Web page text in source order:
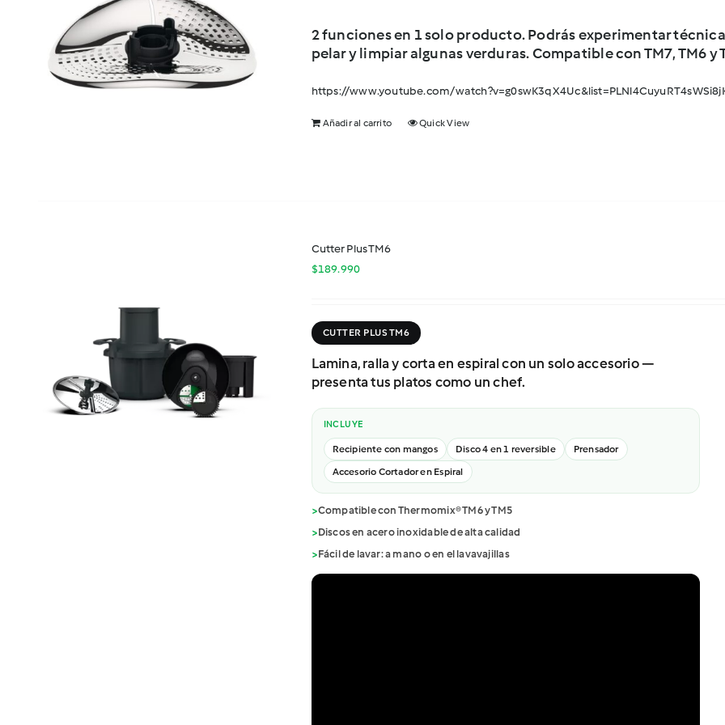
Potencia tu TM7 (40)
Merchandising (7)
Especial Regalos Thermomix (23)
Ofertas ¡De miedo! (28)
Libros y chips (18)
2 funciones en 1 solo producto. Podrás experimentar
pelar y limpiar algunas verduras. Compatible con TM7, TM6 y
https://www.youtube.com/
Añadir al carrito Quick View
Cutter Plus TM6
$189.990
CUTTER PLUS TM6
Lamina, ralla y corta en espiral con un solo accesorio —
presenta tus platos como un chef.
INCLUYE
Recipiente con mangos Disco 4 en 1 reversible
Prensador
Accesorio Cortador en Espiral
>Compatible con Thermomix® TM6 y TM5
>Discos en acero inoxidable de alta calidad
>Fácil de lavar: a mano o en el lavavajillas